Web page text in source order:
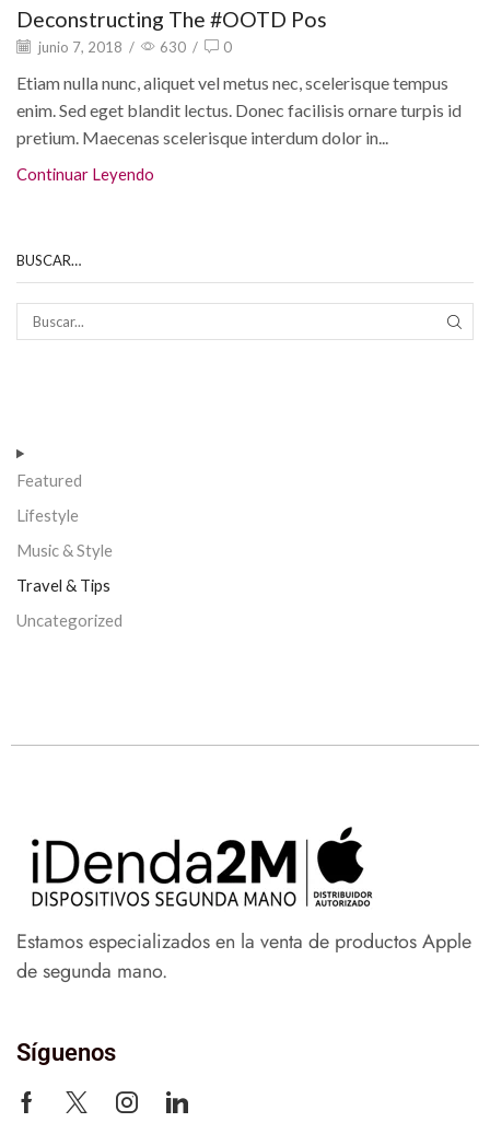
Deconstructing The #OOTD Pos
junio 7, 2018 / 630 / 0
Etiam nulla nunc, aliquet vel metus nec, scelerisque tempus
enim. Sed eget blandit lectus. Donec facilisis ornare turpis id
pretium. Maecenas scelerisque interdum dolor in...
Continuar Leyendo
BUSCAR…
Featured
Lifestyle
Music & Style
Travel & Tips
Uncategorized
Estamos especializados en la venta de productos Apple
de segunda mano.
Síguenos